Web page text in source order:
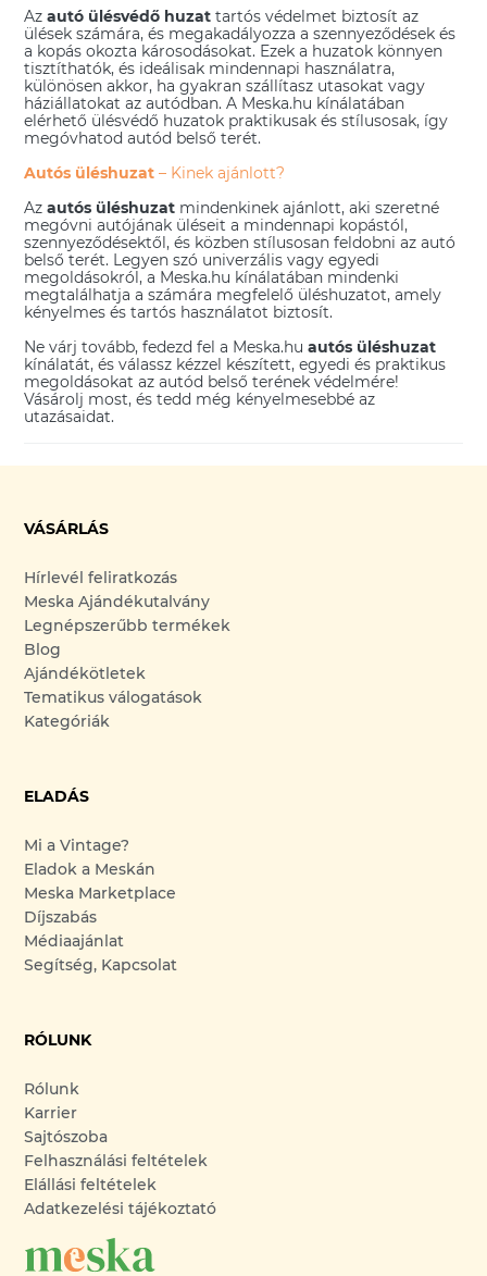
Azautó ülésvédő huzat tartós védelmet biztosít az
ülések számára, és megakadályozza a szennyeződések és
a kopás okozta károsodásokat. Ezek a huzatok könnyen
tisztíthatók, és ideálisak mindennapi használatra,
különösen akkor, ha gyakran szállítasz utasokat vagy
háziállatokat az autódban. A Meska.hu kínálatában
elérhető ülésvédő huzatok praktikusak és stílusosak, így
megóvhatod autód belső terét.
Autós üléshuzat – Kinek ajánlott?
Azautós üléshuzat mindenkinek ajánlott, aki szeretné
megóvni autójának üléseit a mindennapi kopástól,
szennyeződésektől, és közben stílusosan feldobni az autó
belső terét. Legyen szó univerzális vagy egyedi
megoldásokról, a Meska.hu kínálatában mindenki
megtalálhatja a számára megfelelő üléshuzatot, amely
kényelmes és tartós használatot biztosít.
Ne várj tovább, fedezd fel a Meska.huautós üléshuzat
kínálatát, és válassz kézzel készített, egyedi és praktikus
megoldásokat az autód belső terének védelmére!
Vásárolj most, és tedd még kényelmesebbé az
utazásaidat.
VÁSÁRLÁS
Hírlevél feliratkozás
Meska Ajándékutalvány
Legnépszerűbb termékek
Blog
Ajándékötletek
Tematikus válogatások
Kategóriák
ELADÁS
Mi a Vintage?
Eladok a Meskán
Meska Marketplace
Díjszabás
Médiaajánlat
Segítség, Kapcsolat
RÓLUNK
Rólunk
Karrier
Sajtószoba
Felhasználási feltételek
Elállási feltételek
Adatkezelési tájékoztató